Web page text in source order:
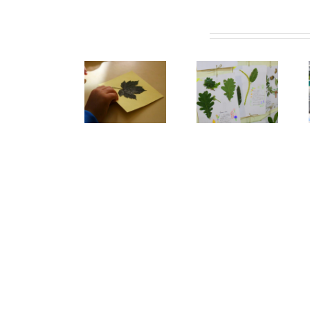
Fonte da
Moura
constrói o
herbário
do Parque
Escolas da
Área
do Porto
ampliam a
bolsa de